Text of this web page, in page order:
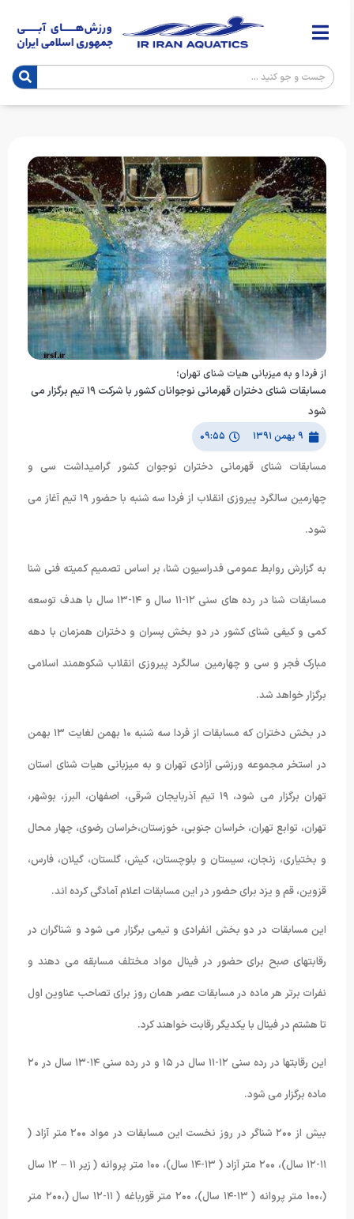
از فردا و به میزبانی هیات شنای تهران؛
مسابقات شنای دختران قهرمانی نوجوانان کشور با شرکت ١٩ تیم برگزار می
شود
۹ بهمن ۱۳۹۱ ۰۹:۵۵
مسابقات شنای قهرمانی دختران نوجوان کشور گرامیداشت سی و
چهارمین سالگرد پیروزی انقلاب از فردا سه شنبه با حضور ١٩ تیم آغاز می
شود.
به گزارش روابط عمومی فدراسیون شنا، بر اساس تصمیم کمیته فنی شنا
مسابقات شنا در رده های سنی ١٢-١١ سال و ١۴-١٣ سال با هدف توسعه
کمی و کیفی شنای کشور در دو بخش پسران و دختران همزمان با دهه
مبارک فجر و سی و چهارمین سالگرد پیروزی انقلاب شکوهمند اسلامی
برگزار خواهد شد.
در بخش دختران که مسابقات از فردا سه شنبه ١۰ بهمن لغایت ١٣ بهمن
در استخر مجموعه ورزشی آزادی تهران و به میزبانی هیات شنای استان
تهران برگزار می شود، ١٩ تیم آذربایجان شرقی، اصفهان، البرز، بوشهر،
تهران، توابع تهران، خراسان جنوبی، خوزستان،خراسان رضوی، چهار محال
و بختیاری، زنجان، سیستان و بلوچستان، کیش، گلستان، گیلان، فارس،
قزوین، قم و یزد برای حضور در این مسابقات اعلام آمادگی کرده اند.
این مسابقات در دو بخش انفرادی و تیمی برگزار می شود و شناگران در
رقابتهای صبح برای حضور در فینال مواد مختلف مسابقه می دهند و
نفرات برتر هر ماده در مسابقات عصر همان روز برای تصاحب عناوین اول
تا هشتم در فینال با یکدیگر رقابت خواهند کرد.
این رقابتها در رده سنی ١٢-١١ سال در ١۵ و در رده سنی ١۴-١٣ سال در ٢۰
ماده برگزار می شود.
بیش از ٢۰۰ شناگر در روز نخست این مسابقات در مواد ٢۰۰ متر آزاد (
١١-١٢ سال)، ٢۰۰ متر آزاد ( ١٣-١۴ سال)، ١۰۰ متر پروانه ( زیر ١١ – ١٢ سال
(،١۰۰ متر پروانه ( ١٣-١۴ سال)، ٢۰۰ متر قورباغه ( ١١-١٢ سال (،٢۰۰ متر